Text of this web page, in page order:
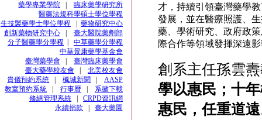
藥學專業學院
臨床藥學研究所
醫藥法規科學碩士學位學程
生技製藥學士學位學程
藥物研究中心
創新藥物研究中心
臺大醫院藥劑部
分子醫藥學分學程
中草藥學分學程
中華景康藥學基金會
臺灣藥學會
臺灣臨床藥學會
臺大藥學校友會
北美校友會
貴儀預約系統
楓城新聞
AASP
教室預約系統
行事曆
系徽下載
修繕管理系統
CRPD資訊網
永續捐款
臺大藥園
才，持續引領臺灣藥學
發展，並在醫療照護、
藥、學術研究、政府政
際合作等領域發揮深遠
創系主任孫雲
學以惠民；十
惠民，任重道